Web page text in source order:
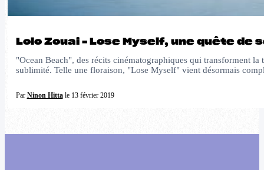
Lolo Zouai – Lose Myself, une quête de
"Ocean Beach", des récits cinématographiques qui transforment
sublimité. Telle une floraison, "Lose Myself" vient désormais
Par Ninon Hittale 13 février 2019